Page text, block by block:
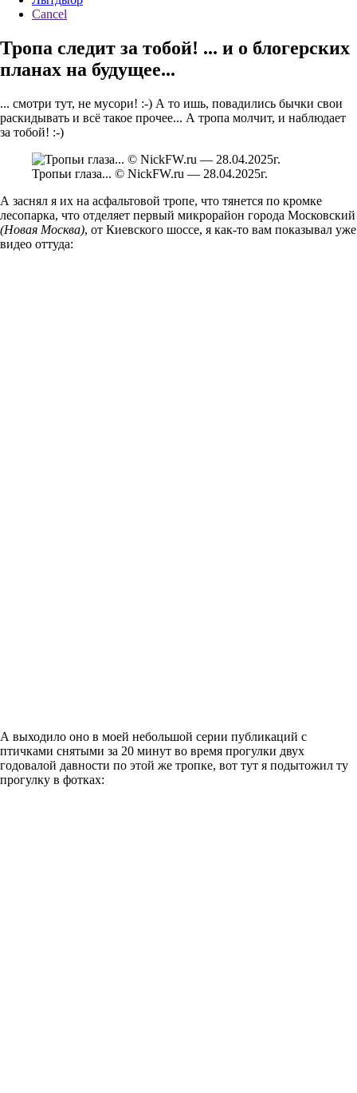
Cancel
Тропа следит за тобой! ... и о блогерских
планах на будущее...
... смотри тут, не мусори! :-) А то ишь, повадились бычки свои
раскидывать и всё такое прочее... А тропа молчит, и наблюдает
за тобой! :-)
Тропьи глаза... © NickFW.ru — 28.04.2025г.
А заснял я их на асфальтовой тропе, что тянется по кромке
лесопарка, что отделяет первый микрорайон города Московский
(Новая Москва), от Киевского шоссе, я как-то вам показывал уже
видео оттуда:
А выходило оно в моей небольшой серии публикаций с
птичками снятыми за 20 минут во время прогулки двух
годовалой давности по этой же тропке, вот тут я подытожил ту
прогулку в фотках: